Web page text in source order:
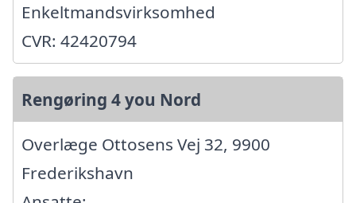
Enkeltmandsvirksomhed
CVR: 42420794
Rengøring 4 you Nord
Overlæge Ottosens Vej 32, 9900
Frederikshavn